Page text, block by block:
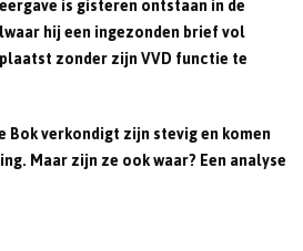
hij een ingezonden brief vol
zonder zijn VVD functie te
Bok verkondigt zijn stevig en komen
Maar zijn ze ook waar? Een analyse